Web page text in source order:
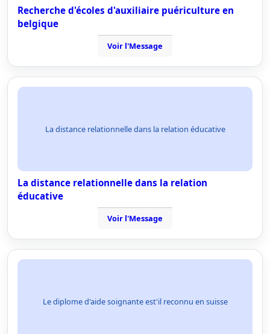
Recherche d'écoles d'auxiliaire puériculture en
belgique
Voir l'Message
La distance relationnelle dans la relation éducative
La distance relationnelle dans la relation
éducative
Voir l'Message
Le diplome d'aide soignante est'il reconnu en suisse